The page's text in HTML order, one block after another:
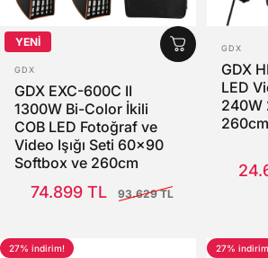
YENİ
SATICI:
GDX
GDX EXC-600C II
1300W Bi-Color İkili
COB LED Fotoğraf ve
Video Işığı Seti 60x90
Softbox ve 260cm
Ayaklı Tam Set
74.899 TL
93.629 TL
SATICI:
GDX
GDX
LED
240W
260cm
27% indirim! 27%